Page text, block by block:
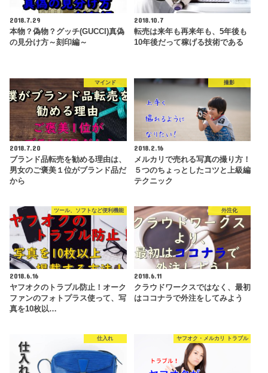
2018.7.29
本物？偽物？グッチ(GUCCI)真偽
の見分け方～刻印編～
2018.10.7
転売は来年も再来年も、5年後も
10年後だって稼げる技術である
マインド
2018.7.20
ブランド品転売を勧める理由は、
男女のご褒美１位がブランド品だ
から
撮影
2018.2.16
メルカリで売れる写真の撮り方！
５つのちょっとしたコツと上級編
テクニック
ツール、ソフトなど便利機能
2018.6.16
ヤフオクのトラブル防止！オーク
ファンのフォトプラス使って、写
真を10枚以…
外注化
2018.6.11
クラウドワークスではなく、最初
はココナラで外注をしてみよう
仕入れ ヤフオク・メルカリ トラブル